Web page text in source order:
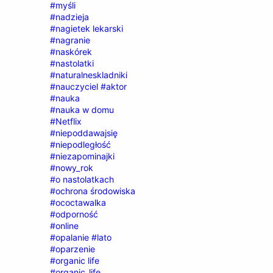
#myśli
#nadzieja
#nagietek lekarski
#nagranie
#naskórek
#nastolatki
#naturalneskladniki
#nauczyciel #aktor
#nauka
#nauka w domu
#Netflix
#niepoddawajsię
#niepodległość
#niezapominajki
#nowy_rok
#o nastolatkach
#ochrona środowiska
#ococtawalka
#odporność
#online
#opalanie #lato
#oparzenie
#organic life